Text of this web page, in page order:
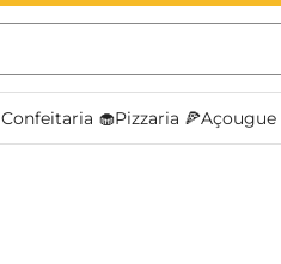
Confeitaria 🧁Pizzaria 🍕Açougue